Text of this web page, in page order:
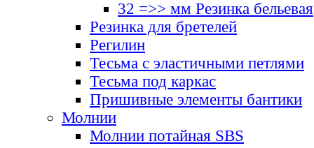
32 =>> мм Резинка бельевая
Резинка для бретелей
Регилин
Тесьма с эластичными петлями
Тесьма под каркас
Пришивные элементы бантики
Молнии
Молнии потайная SBS